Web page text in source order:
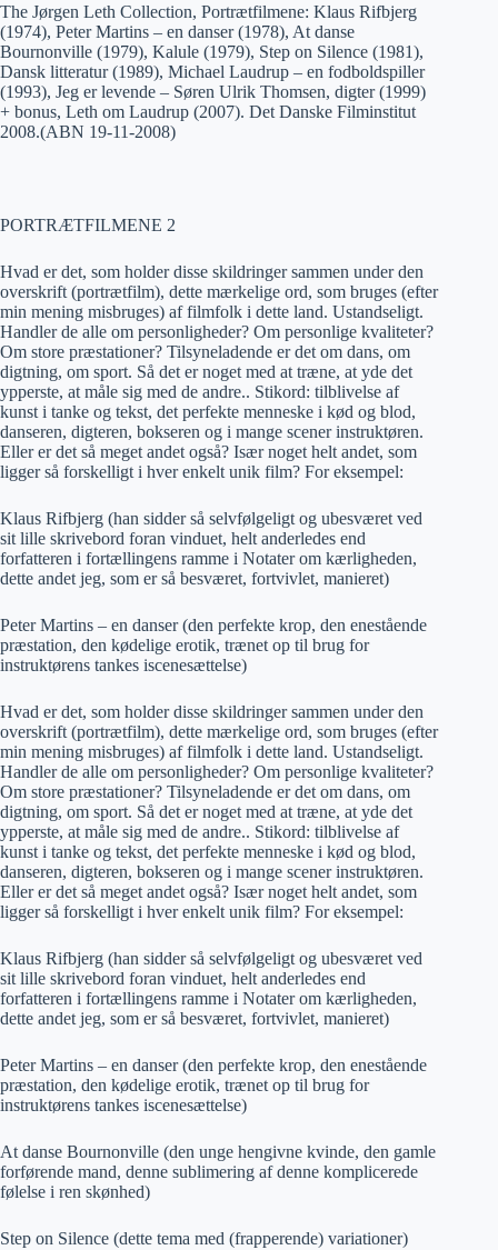
The Jørgen Leth Collection, Portrætfilmene: Klaus Rifbjerg
(1974), Peter Martins – en danser (1978), At danse
Bournonville (1979), Kalule (1979), Step on Silence (1981),
Dansk litteratur (1989), Michael Laudrup – en fodboldspiller
(1993), Jeg er levende – Søren Ulrik Thomsen, digter (1999)
+ bonus, Leth om Laudrup (2007). Det Danske Filminstitut
2008.(ABN 19-11-2008)
PORTRÆTFILMENE 2
Hvad er det, som holder disse skildringer sammen under den
overskrift (portrætfilm), dette mærkelige ord, som bruges (efter
min mening misbruges) af filmfolk i dette land. Ustandseligt.
Handler de alle om personligheder? Om personlige kvaliteter?
Om store præstationer? Tilsyneladende er det om dans, om
digtning, om sport. Så det er noget med at træne, at yde det
ypperste, at måle sig med de andre.. Stikord: tilblivelse af
kunst i tanke og tekst, det perfekte menneske i kød og blod,
danseren, digteren, bokseren og i mange scener instruktøren.
Eller er det så meget andet også? Især noget helt andet, som
ligger så forskelligt i hver enkelt unik film? For eksempel:
Klaus Rifbjerg (han sidder så selvfølgeligt og ubesværet ved
sit lille skrivebord foran vinduet, helt anderledes end
forfatteren i fortællingens ramme i Notater om kærligheden,
dette andet jeg, som er så besværet, fortvivlet, manieret)
Peter Martins – en danser (den perfekte krop, den enestående
præstation, den kødelige erotik, trænet op til brug for
instruktørens tankes iscenesættelse)
Hvad er det, som holder disse skildringer sammen under den
overskrift (portrætfilm), dette mærkelige ord, som bruges (efter
min mening misbruges) af filmfolk i dette land. Ustandseligt.
Handler de alle om personligheder? Om personlige kvaliteter?
Om store præstationer? Tilsyneladende er det om dans, om
digtning, om sport. Så det er noget med at træne, at yde det
ypperste, at måle sig med de andre.. Stikord: tilblivelse af
kunst i tanke og tekst, det perfekte menneske i kød og blod,
danseren, digteren, bokseren og i mange scener instruktøren.
Eller er det så meget andet også? Især noget helt andet, som
ligger så forskelligt i hver enkelt unik film? For eksempel:
Klaus Rifbjerg (han sidder så selvfølgeligt og ubesværet ved
sit lille skrivebord foran vinduet, helt anderledes end
forfatteren i fortællingens ramme i Notater om kærligheden,
dette andet jeg, som er så besværet, fortvivlet, manieret)
Peter Martins – en danser (den perfekte krop, den enestående
præstation, den kødelige erotik, trænet op til brug for
instruktørens tankes iscenesættelse)
At danse Bournonville (den unge hengivne kvinde, den gamle
forførende mand, denne sublimering af denne komplicerede
følelse i ren skønhed)
Step on Silence (dette tema med (frapperende) variationer)